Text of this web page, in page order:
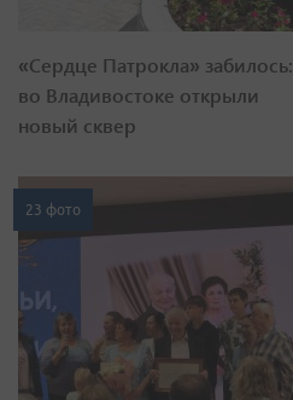
«Сердце Патрокла» забилось:
во Владивостоке открыли
новый сквер
23 фото